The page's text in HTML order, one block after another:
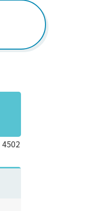
4502